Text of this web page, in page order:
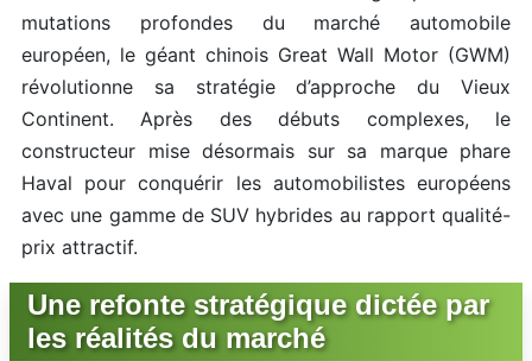
mutations profondes du marché automobile
européen, le géant chinois Great Wall Motor (GWM)
révolutionne sa stratégie d’approche du Vieux
Continent. Après des débuts complexes, le
constructeur mise désormais sur sa marque phare
Haval pour conquérir les automobilistes européens
avec une gamme de SUV hybrides au rapport qualité-
prix attractif.
Une refonte stratégique dictée par
les réalités du marché